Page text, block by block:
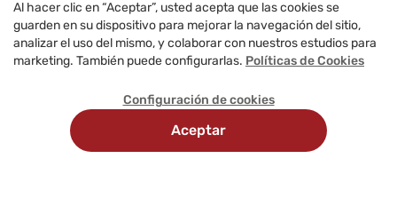
Al hacer clic en “Aceptar”, usted acepta que las cookies se
guarden en su dispositivo para mejorar la navegación del sitio,
analizar el uso del mismo, y colaborar con nuestros estudios para
marketing. También puede configurarlas. Políticas de Cookies
Configuración de cookies
Aceptar